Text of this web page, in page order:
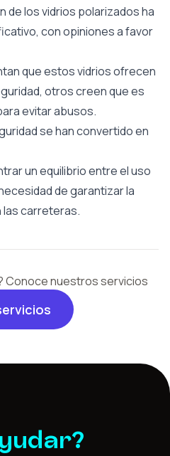
de los vidrios polarizados ha
con opiniones a favor
que estos vidrios ofrecen
otros creen que es
evitar abusos.
se han convertido en
un equilibrio entre el uso
de garantizar la
las carreteras.
Conoce nuestros servicios